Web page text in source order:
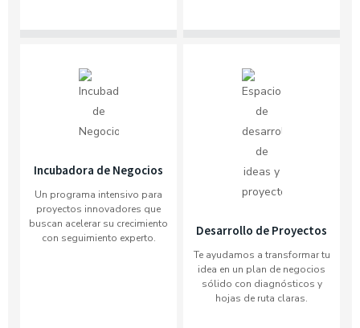
Incubadora de Negocios
Un programa intensivo para
proyectos innovadores que
buscan acelerar su crecimiento
con seguimiento experto.
Desarrollo de Proyectos
Te ayudamos a transformar tu
idea en un plan de negocios
sólido con diagnósticos y
hojas de ruta claras.